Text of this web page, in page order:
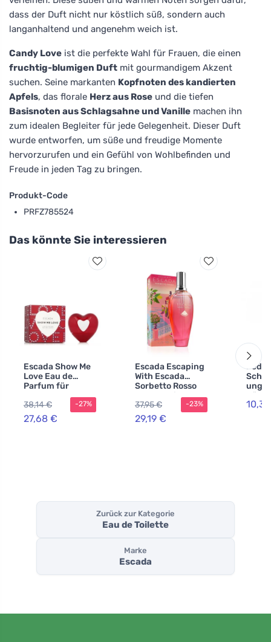
dass der Duft nicht nur köstlich süß, sondern auch
langanhaltend und angenehm weich ist.
Candy Love ist die perfekte Wahl für Frauen, die einen
fruchtig-blumigen Duft mit gourmandigem Akzent
suchen. Seine markanten Kopfnoten des kandierten
Apfels, das florale Herz aus Rose und die tiefen
Basisnoten aus Schlagsahne und Vanille machen ihn
zum idealen Begleiter für jede Gelegenheit. Dieser Duft
wurde entworfen, um süße und freudige Momente
hervorzurufen und ein Gefühl von Wohlbefinden und
Freude in jeden Tag zu bringen.
Produkt-Code
PRFZ785524
Das könnte Sie interessieren
Escada Show Me
Love Eau de
Parfum für
38,14 €
27,68 €
-27%
Escada Escaping
With Escada
Sorbetto Rosso
Eau de Toilette
für Damen 100 ml
37,95 €
29,19 €
-23%
ung
ml
Zurück zur Kategorie
Eau de Toilette
Marke
Escada